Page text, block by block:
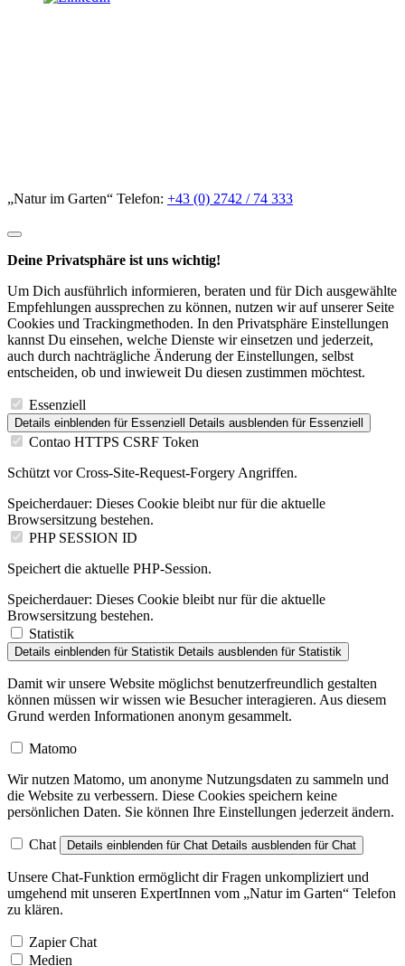
„Natur im Garten“ Telefon: +43 (0) 2742 / 74 333
Deine Privatsphäre ist uns wichtig!
Um Dich ausführlich informieren, beraten und für Dich ausgewählte
Empfehlungen aussprechen zu können, nutzen wir auf unserer Seite
Cookies und Trackingmethoden. In den Privatsphäre Einstellungen
kannst Du einsehen, welche Dienste wir einsetzen und jederzeit,
auch durch nachträgliche Änderung der Einstellungen, selbst
entscheiden, ob und inwieweit Du diesen zustimmen möchtest.
Essenziell
Details einblenden für Essenziell Details ausblenden für Essenziell
Contao HTTPS CSRF Token
Schützt vor Cross-Site-Request-Forgery Angriffen.
Speicherdauer: Dieses Cookie bleibt nur für die aktuelle
Browsersitzung bestehen.
PHP SESSION ID
Speichert die aktuelle PHP-Session.
Speicherdauer: Dieses Cookie bleibt nur für die aktuelle
Browsersitzung bestehen.
Statistik
Details einblenden für Statistik Details ausblenden für Statistik
Damit wir unsere Website möglichst benutzerfreundlich gestalten
können müssen wir wissen wie Besucher interagieren. Aus diesem
Grund werden Informationen anonym gesammelt.
Matomo
Wir nutzen Matomo, um anonyme Nutzungsdaten zu sammeln und
die Website zu verbessern. Diese Cookies speichern keine
persönlichen Daten. Sie können Ihre Einstellungen jederzeit ändern.
Chat Details einblenden für Chat Details ausblenden für Chat
Unsere Chat-Funktion ermöglicht dir Fragen unkompliziert und
umgehend mit unseren ExpertInnen vom „Natur im Garten“ Telefon
zu klären.
Zapier Chat
Medien